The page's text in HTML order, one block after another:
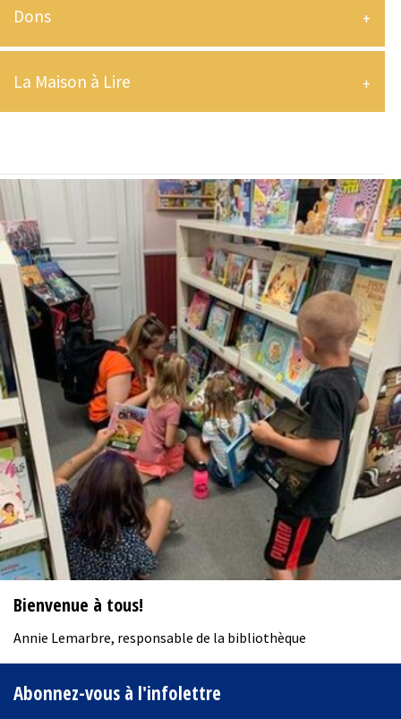
Dons
La Maison à Lire
Bienvenue à tous!
Annie Lemarbre, responsable de la bibliothèque
Abonnez-vous à l'infolettre